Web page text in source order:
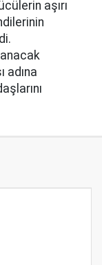
aşırı
adına